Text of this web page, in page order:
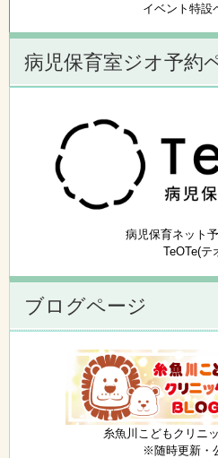
イベント特設
病児保育室ジオ予約
病児保育ネット
TeOTe(テ
ブログページ
糸魚川こどもクリニ
※随時更新・